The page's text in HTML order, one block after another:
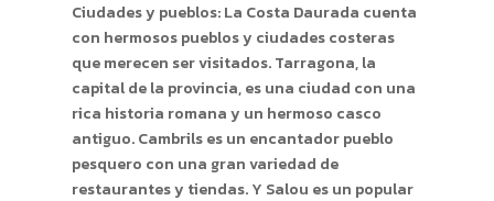
Ciudades y pueblos: La Costa Daurada cuenta
con hermosos pueblos y ciudades costeras
que merecen ser visitados. Tarragona, la
capital de la provincia, es una ciudad con una
rica historia romana y un hermoso casco
antiguo. Cambrils es un encantador pueblo
pesquero con una gran variedad de
restaurantes y tiendas. Y Salou es un popular